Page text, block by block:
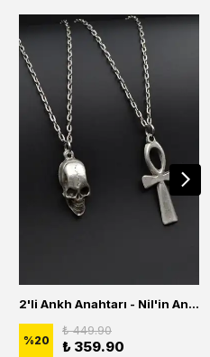
2'li Ankh Anahtarı - Nil'in Anahtarı - Kuru Kafa Erkek Kadın Kolye Seti
%20
₺ 449.90
₺ 359.90